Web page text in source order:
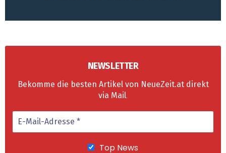
NEWSLETTER
Bekomme die besten Artikel von NeueZeit.at direkt
via Mail.
Top News